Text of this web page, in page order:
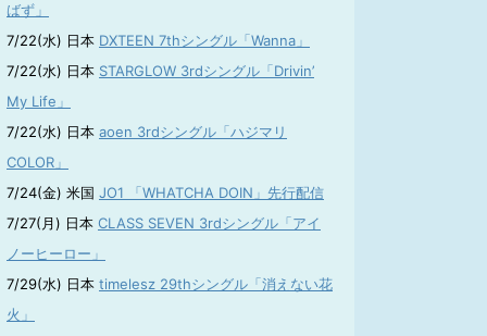
ばず」
7/22(水) 日本 DXTEEN 7thシングル「Wanna」
7/22(水) 日本 STARGLOW 3rdシングル「Drivin’
My Life」
7/22(水) 日本 aoen 3rdシングル「ハジマリ
COLOR」
7/24(金) 米国 JO1 「WHATCHA DOIN」先行配信
7/27(月) 日本 CLASS SEVEN 3rdシングル「アイ
ノーヒーロー」
7/29(水) 日本 timelesz 29thシングル「消えない花
火」